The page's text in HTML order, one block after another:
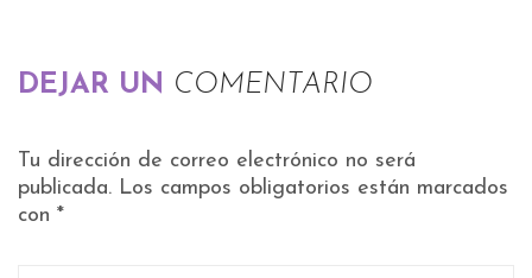
DEJAR UN COMENTARIO
Tu dirección de correo electrónico no será
publicada. Los campos obligatorios están marcados
con *